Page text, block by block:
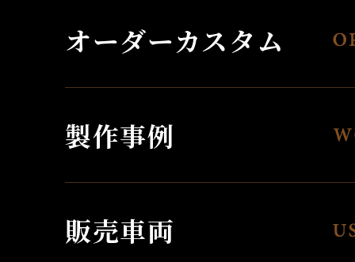
オーダーカスタム
製作事例
販売車両